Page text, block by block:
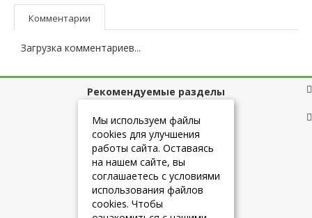
Комментарии
Загрузка комментариев...
Рекомендуемые разделы
Полезные ссылки
+7 (925) 084-10-60
Мы используем файлы
cookies для улучшения
работы сайта. Оставаясь
на нашем сайте, вы
соглашаетесь с условиями
использования файлов
cookies. Чтобы